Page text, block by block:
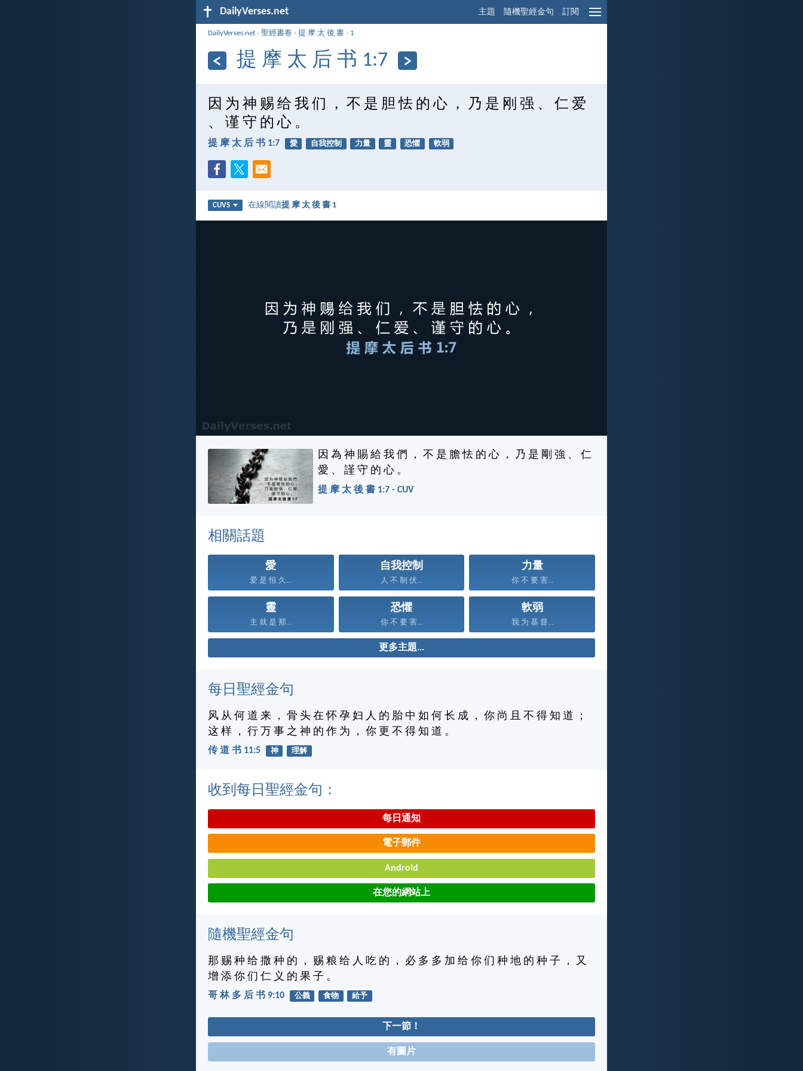
DailyVerses.net 主題 隨機聖經金句 訂閱
DailyVerses.net ›聖經書卷 ›提 摩 太 後 書 › 1
提 摩 太 后 书 1:7
因 为 神 赐 给 我 们 ， 不 是 胆 怯 的 心 ， 乃 是 刚 强 、 仁 爱
、 谨 守 的 心 。
提 摩 太 后 书 1:7 愛 自我控制 力量 靈 恐懼 軟弱
CUVS 在線閱讀提 摩 太 後 書 1
因 為 神 賜 給 我 們 ， 不 是 膽 怯 的 心 ， 乃 是 剛 強 、 仁
愛 、 謹 守 的 心 。
提 摩 太 後 書 1:7 - CUV
相關話題
愛
爱 是 恒 久...
自我控制
人 不 制 伏...
力量
你 不 要 害...
靈
主 就 是 那...
恐懼
你 不 要 害...
軟弱
我 为 基 督...
更多主題...
每日聖經金句
风 从 何 道 来 ， 骨 头 在 怀 孕 妇 人 的 胎 中 如 何 长 成 ， 你 尚 且 不 得 知 道 ；
这 样 ， 行 万 事 之 神 的 作 为 ， 你 更 不 得 知 道 。
传 道 书 11:5 神 理解
收到每日聖經金句：
每日通知
電子郵件
Android
在您的網站上
隨機聖經金句
那 赐 种 给 撒 种 的 ， 赐 粮 给 人 吃 的 ， 必 多 多 加 给 你 们 种 地 的 种 子 ， 又
增 添 你 们 仁 义 的 果 子 。
哥 林 多 后 书 9:10 公義 食物 給予
下一節！
有圖片